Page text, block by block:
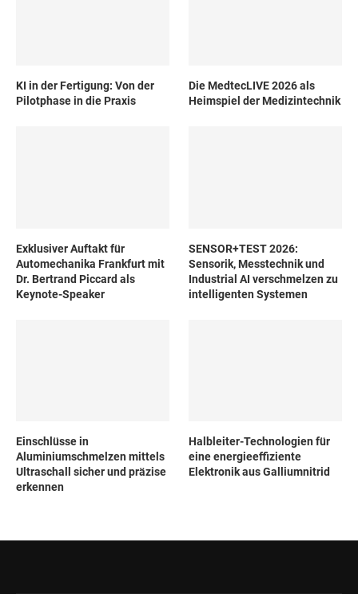
KI in der Fertigung: Von der
Pilotphase in die Praxis
Die MedtecLIVE 2026 als
Heimspiel der Medizintechnik
Exklusiver Auftakt für
Automechanika Frankfurt mit
Dr. Bertrand Piccard als
Keynote-Speaker
SENSOR+TEST 2026:
Sensorik, Messtechnik und
Industrial AI verschmelzen zu
intelligenten Systemen
Einschlüsse in
Aluminiumschmelzen mittels
Ultraschall sicher und präzise
erkennen
Halbleiter-Technologien für
eine energieeffiziente
Elektronik aus Galliumnitrid